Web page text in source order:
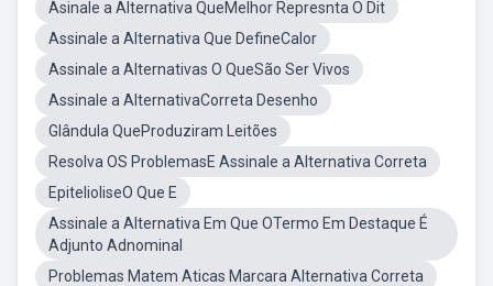
Asinale a Alternativa QueMelhor Represnta O Dit
Assinale a Alternativa Que DefineCalor
Assinale a Alternativas O QueSão Ser Vivos
Assinale a AlternativaCorreta Desenho
Glândula QueProduziram Leitões
Resolva OS ProblemasE Assinale a Alternativa Correta
EpitelioliseO Que E
Assinale a Alternativa Em Que OTermo Em Destaque É
Adjunto Adnominal
Problemas Matem Aticas Marcara Alternativa Correta